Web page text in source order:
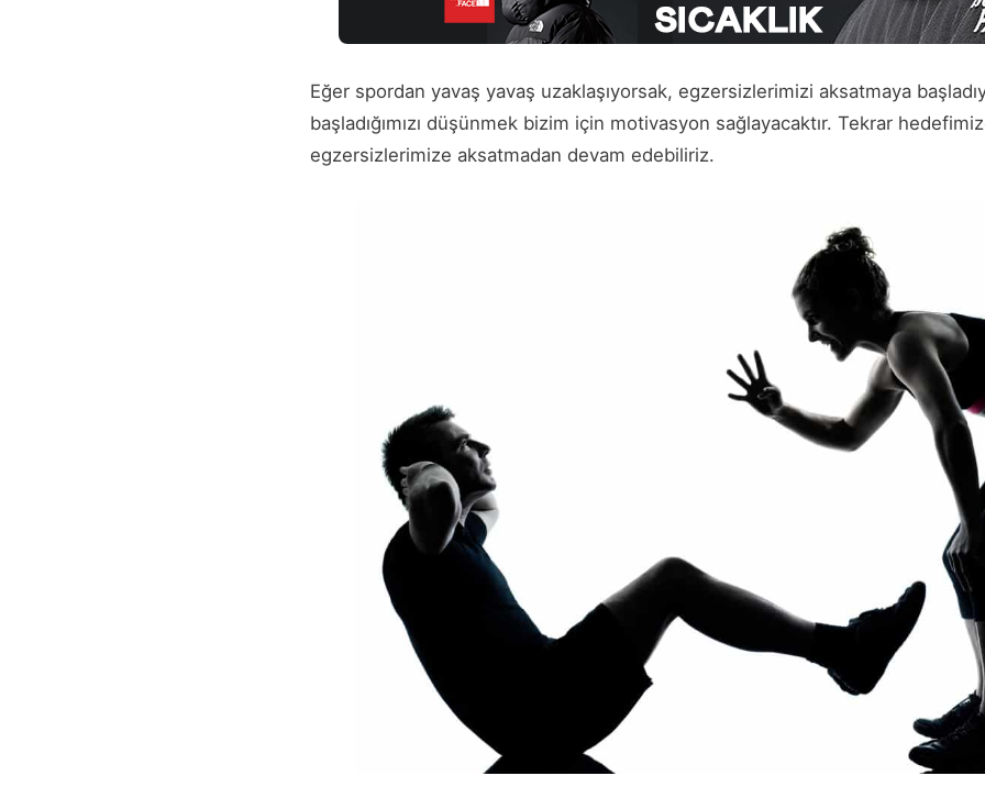
Eğer spordan yavaş yavaş uzaklaşıyorsak, egzersizlerimizi aksatmaya
başladığımızı düşünmek bizim için motivasyon sağlayacaktır. Tekrar
egzersizlerimize aksatmadan devam edebiliriz.